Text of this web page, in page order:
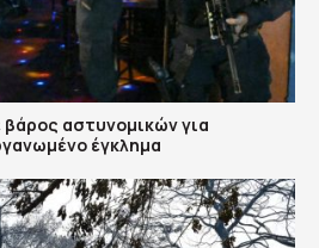
αστυνομικών για
έγκλημα